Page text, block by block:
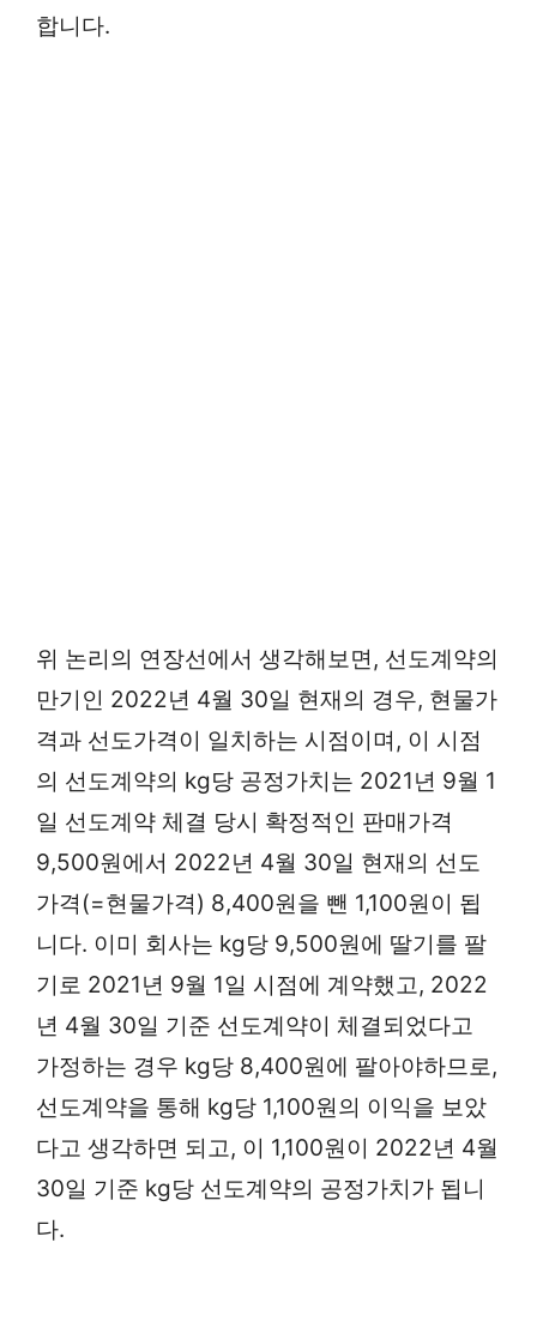
합니다.
위 논리의 연장선에서 생각해보면, 선도계약의
만기인 2022년 4월 30일 현재의 경우, 현물가
격과 선도가격이 일치하는 시점이며, 이 시점
의 선도계약의 kg당 공정가치는 2021년 9월 1
일 선도계약 체결 당시 확정적인 판매가격
9,500원에서 2022년 4월 30일 현재의 선도
가격(=현물가격) 8,400원을 뺀 1,100원이 됩
니다. 이미 회사는 kg당 9,500원에 딸기를 팔
기로 2021년 9월 1일 시점에 계약했고, 2022
년 4월 30일 기준 선도계약이 체결되었다고
가정하는 경우 kg당 8,400원에 팔아야하므로,
선도계약을 통해 kg당 1,100원의 이익을 보았
다고 생각하면 되고, 이 1,100원이 2022년 4월
30일 기준 kg당 선도계약의 공정가치가 됩니
다.